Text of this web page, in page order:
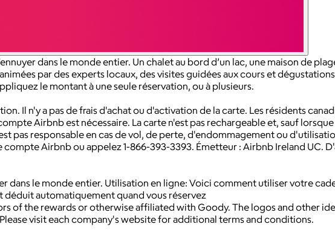
dans le monde entier. Un chalet au bord d’un lac, une maison de
par des experts locaux, des visites guidées aux cours et
le montant à une seule réservation, ou à plusieurs.
Il n'y a pas de frais d'achat ou d'activation de la carte. Les résidents
Airbnb est nécessaire. La carte n'est pas rechargeable et, sauf
pas responsable en cas de vol, de perte, d'endommagement ou
Airbnb ou appelez 1-866-393-3393. Émetteur : Airbnb Ireland UC.
dans le monde entier. Utilisation en ligne: Voici comment utiliser votre
déduit automatiquement quand vous réservez
of the rewards or otherwise affiliated with Goody. The logos and other
visit each company's website for additional terms and conditions.